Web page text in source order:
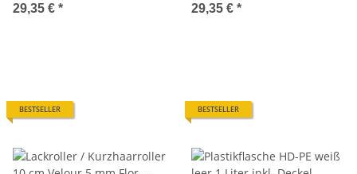
29,35 € * 29,35 € *
BESTSELLER BESTSELLER